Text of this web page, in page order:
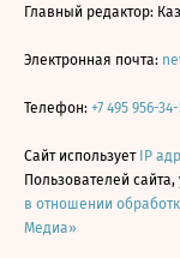
Главный редактор:
Электронная почта:
Телефон: +7 495 956-
Сайт использует IP
Пользователей
в отношении
Медиа»